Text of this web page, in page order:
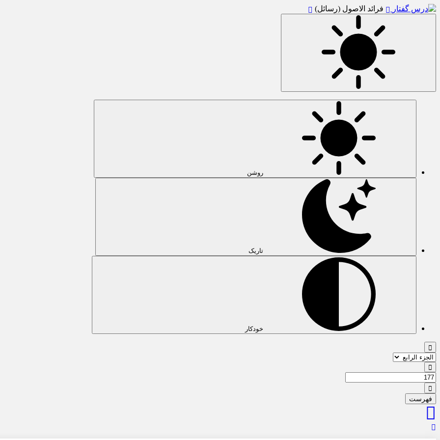
فرائد الاصول (رسائل)
فهرست